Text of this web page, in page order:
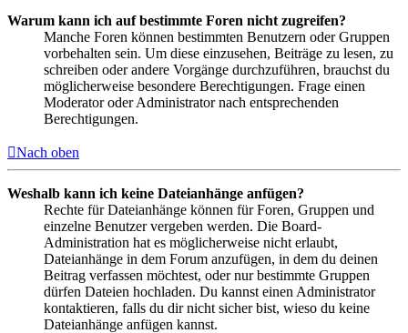
Warum kann ich auf bestimmte Foren nicht zugreifen?
Manche Foren können bestimmten Benutzern oder Gruppen
vorbehalten sein. Um diese einzusehen, Beiträge zu lesen, zu
schreiben oder andere Vorgänge durchzuführen, brauchst du
möglicherweise besondere Berechtigungen. Frage einen
Moderator oder Administrator nach entsprechenden
Berechtigungen.
Nach oben
Weshalb kann ich keine Dateianhänge anfügen?
Rechte für Dateianhänge können für Foren, Gruppen und
einzelne Benutzer vergeben werden. Die Board-
Administration hat es möglicherweise nicht erlaubt,
Dateianhänge in dem Forum anzufügen, in dem du deinen
Beitrag verfassen möchtest, oder nur bestimmte Gruppen
dürfen Dateien hochladen. Du kannst einen Administrator
kontaktieren, falls du dir nicht sicher bist, wieso du keine
Dateianhänge anfügen kannst.